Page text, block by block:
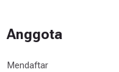
Anggota
Mendaftar